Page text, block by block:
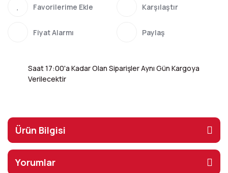
Karşılaştır
Fiyat Alarmı Paylaş
Saat 17:00'a Kadar Olan Siparişler Aynı Gün Kargoya
Verilecektir
Ürün Bilgisi
Yorumlar